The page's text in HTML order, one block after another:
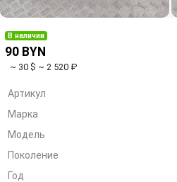
В наличии
90 BYN
~ 30 $ ~ 2 520 ₽
Артикул
Марка
Модель
Поколение
Год